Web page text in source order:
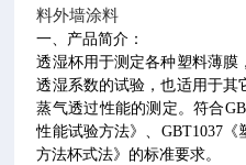
料外墙涂料
一、产品简介：
透湿杯用于测定各种塑料薄膜
透湿系数的试验，也适用于其
蒸气透过性能的测定。符合
性能试验方法》、 GBT1037《
方法杯式法》的标准要求。